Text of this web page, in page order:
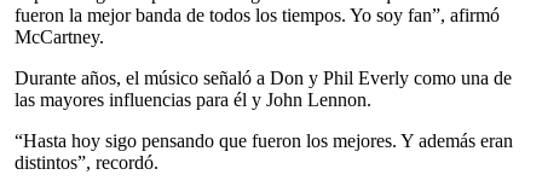
fueron la mejor banda de todos los tiempos. Yo soy fan”, afirmó
McCartney.
Durante años, el músico señaló a Don y Phil Everly como una de
las mayores influencias para él y John Lennon.
“Hasta hoy sigo pensando que fueron los mejores. Y además eran
distintos”, recordó.